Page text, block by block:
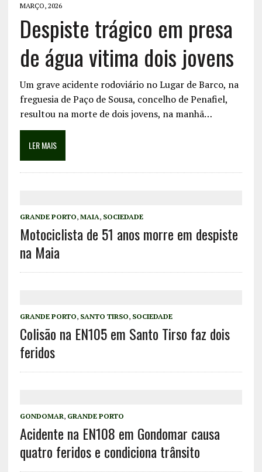
MARÇO, 2026
Despiste trágico em presa
de água vitima dois jovens
Um grave acidente rodoviário no Lugar de Barco, na
freguesia de Paço de Sousa, concelho de Penafiel,
resultou na morte de dois jovens, na manhã…
LER MAIS
GRANDE PORTO, MAIA, SOCIEDADE
Motociclista de 51 anos morre em despiste
na Maia
GRANDE PORTO, SANTO TIRSO, SOCIEDADE
Colisão na EN105 em Santo Tirso faz dois
feridos
GONDOMAR, GRANDE PORTO
Acidente na EN108 em Gondomar causa
quatro feridos e condiciona trânsito